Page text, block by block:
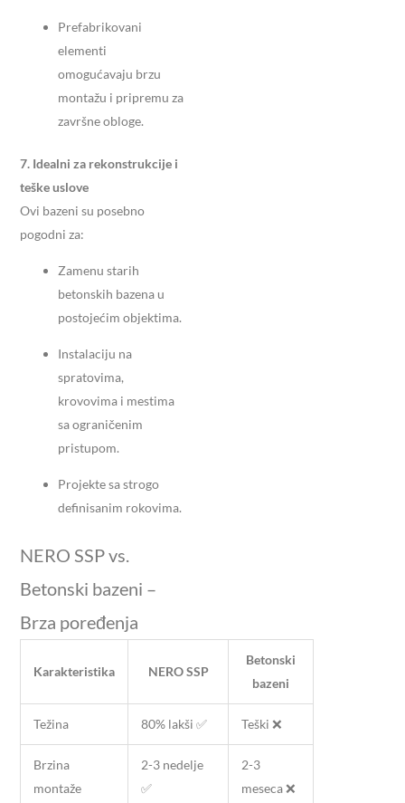
Prefabrikovani
elementi
omogućavaju brzu
montažu i pripremu za
završne obloge.
7. Idealni za rekonstrukcije i
teške uslove
Ovi bazeni su posebno
pogodni za:
Zamenu starih
betonskih bazena u
postojećim objektima.
Instalaciju na
spratovima,
krovovima i mestima
sa ograničenim
pristupom.
Projekte sa strogo
definisanim rokovima.
NERO SSP vs.
Betonski bazeni –
Brza poređenja
Karakteristika NERO SSP
Betonski
bazeni
Težina 80% lakši ✅ Teški ❌
Brzina
montaže
2-3 nedelje
✅
2-3
meseca ❌